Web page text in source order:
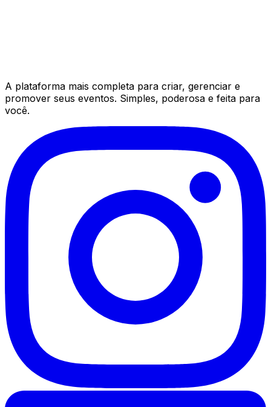
A plataforma mais completa para criar, gerenciar e
promover seus eventos. Simples, poderosa e feita para
você.